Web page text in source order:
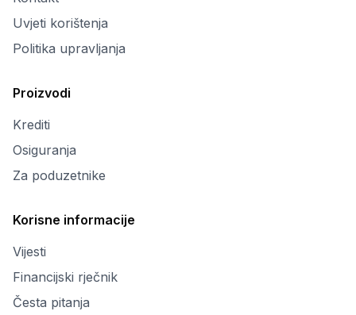
Uvjeti korištenja
Politika upravljanja
Proizvodi
Krediti
Osiguranja
Za poduzetnike
Korisne informacije
Vijesti
Financijski rječnik
Česta pitanja